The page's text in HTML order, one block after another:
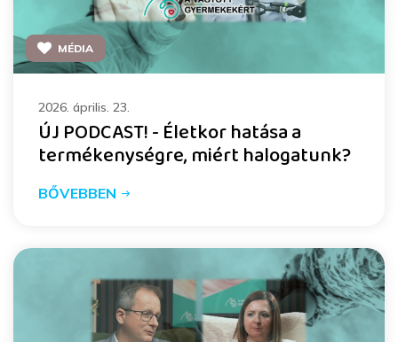
MÉDIA
2026. április. 23.
ÚJ PODCAST! - Életkor hatása a
termékenységre, miért halogatunk?
BŐVEBBEN